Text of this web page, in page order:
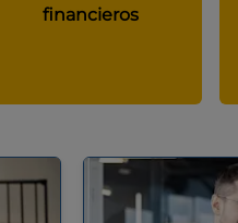
financieros